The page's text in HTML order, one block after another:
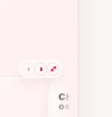
CHOP
GRAN
‹ › ⤢